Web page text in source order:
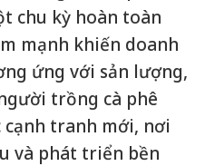
chu kỳ hoàn toàn
mạnh khiến doanh
ứng với sản lượng,
trồng cà phê
tranh mới, nơi
và phát triển bền